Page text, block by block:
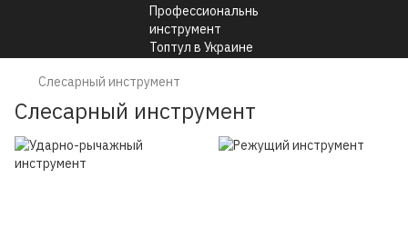
Слесарный инструмент
Слесарный инструмент